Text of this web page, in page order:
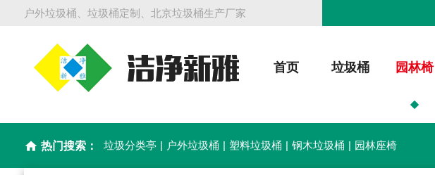
户外垃圾桶、垃圾桶定制、北京垃圾桶生产厂家
首页 垃圾桶 园林椅
home 热门搜索： 垃圾分类亭 | 户外垃圾桶 | 塑料垃圾桶 | 钢木垃圾桶 | 园林座椅